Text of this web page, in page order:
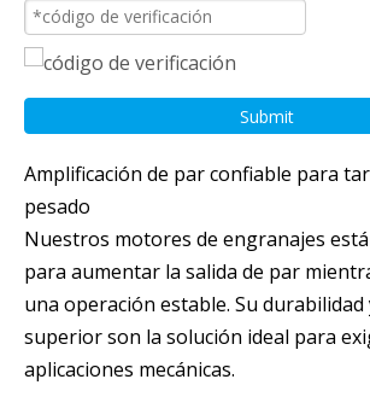
Submit
Amplificación de par confiable para
pesado
Nuestros motores de engranajes
para aumentar la salida de par
una operación estable. Su
superior son la solución ideal para
aplicaciones mecánicas.